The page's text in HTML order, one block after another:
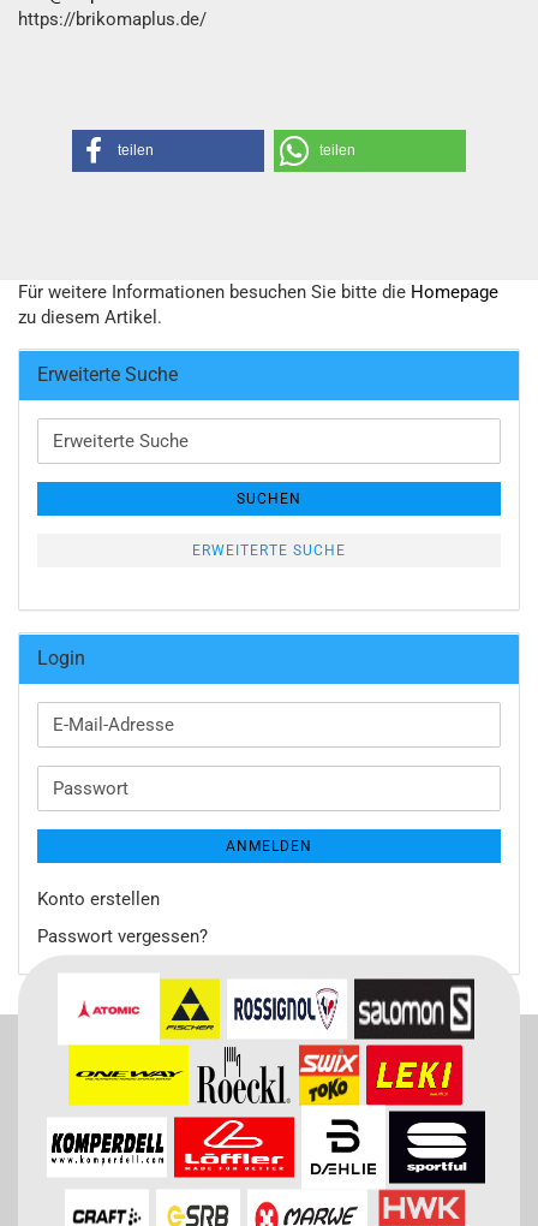
https://brikomaplus.de/
teilen teilen
Für weitere Informationen besuchen Sie bitte die Homepage
zu diesem Artikel.
Erweiterte Suche
Erweiterte
Suche
SUCHEN
ERWEITERTE SUCHE
Login
E-
Mail-
Passwort
ANMELDEN
Konto erstellen
Passwort vergessen?